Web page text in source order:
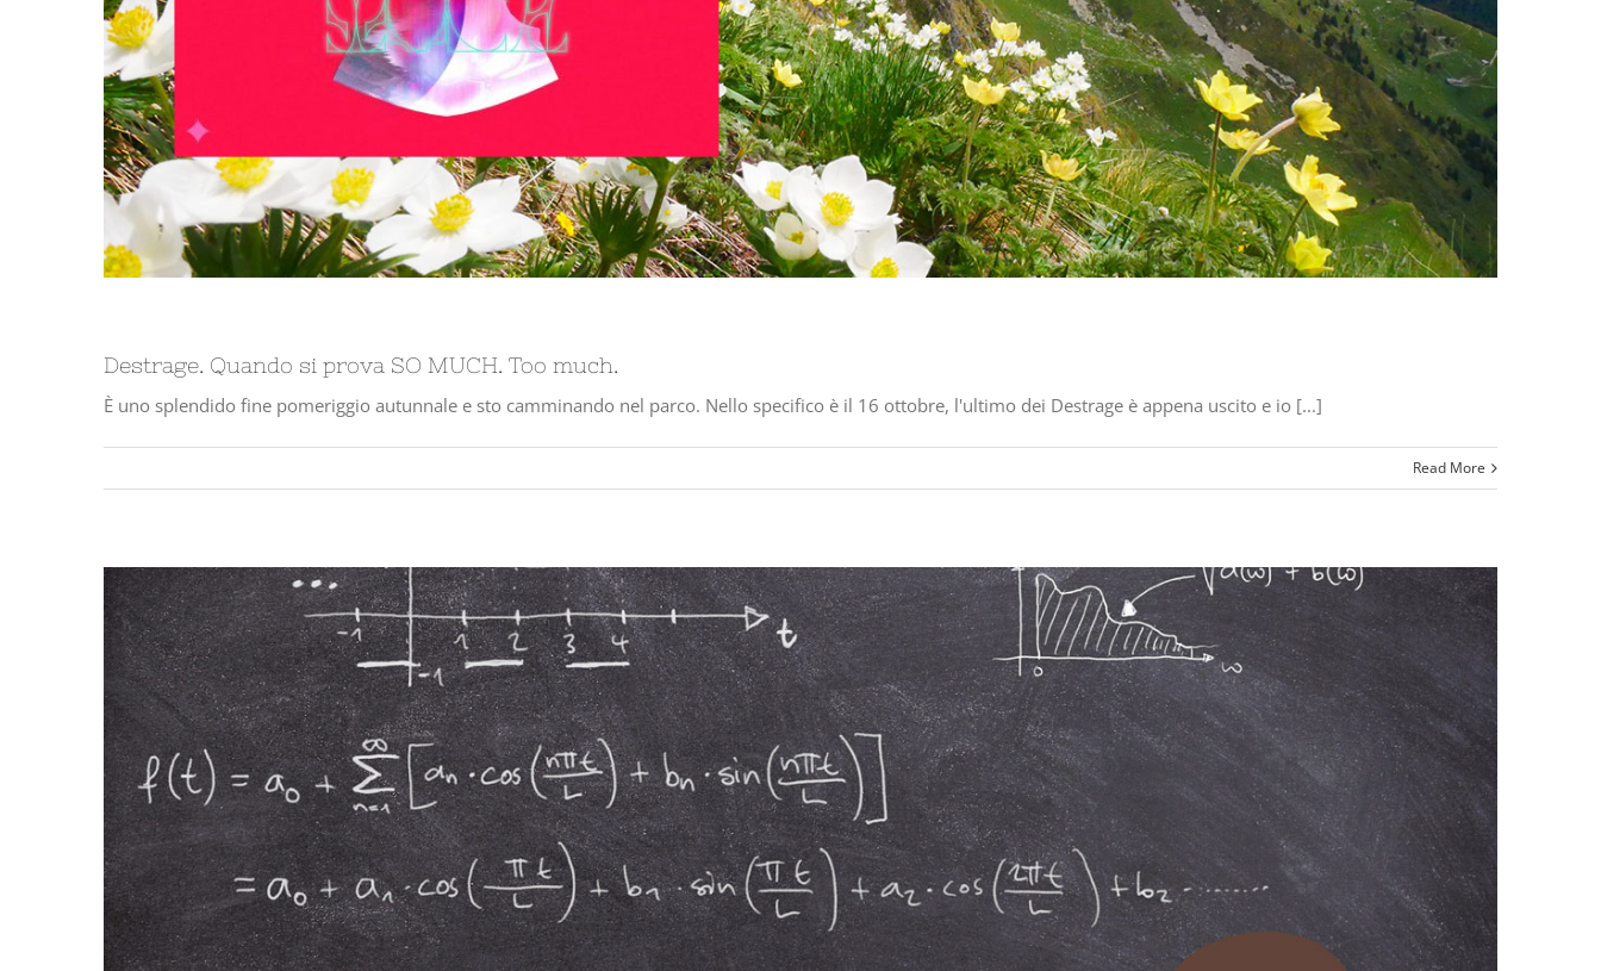
Destrage. Quando si prova SO MUCH. Too much.
È uno splendido fine pomeriggio autunnale e sto camminando nel parco. Nello specifico è il 16 ottobre, l'ultimo dei Destrage è appena uscito e io [...]
Read More